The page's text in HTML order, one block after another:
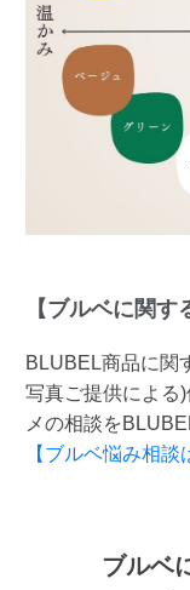
【ブルベに関す
BLUBEL商品に関
写真ご提供による
メの相談を
【ブルベ悩み相
ブルベ